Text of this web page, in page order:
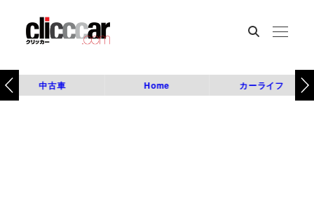
中古車 Home カーライフ